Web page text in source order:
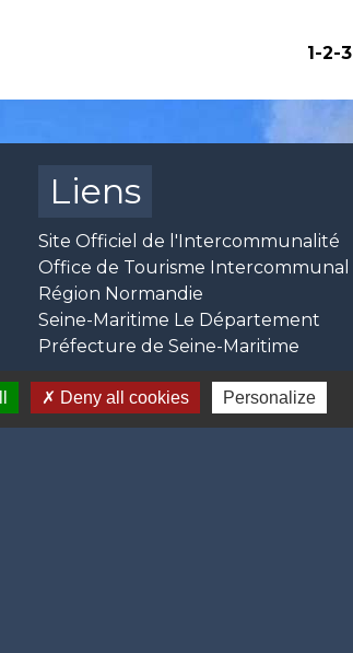
1-2-3
Liens
Site Officiel de l'Intercommunalité
Office de Tourisme Intercommunal
Région Normandie
Seine-Maritime Le Département
Préfecture de Seine-Maritime
Deny all cookies Personalize